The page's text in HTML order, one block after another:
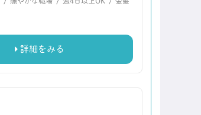
詳細をみる